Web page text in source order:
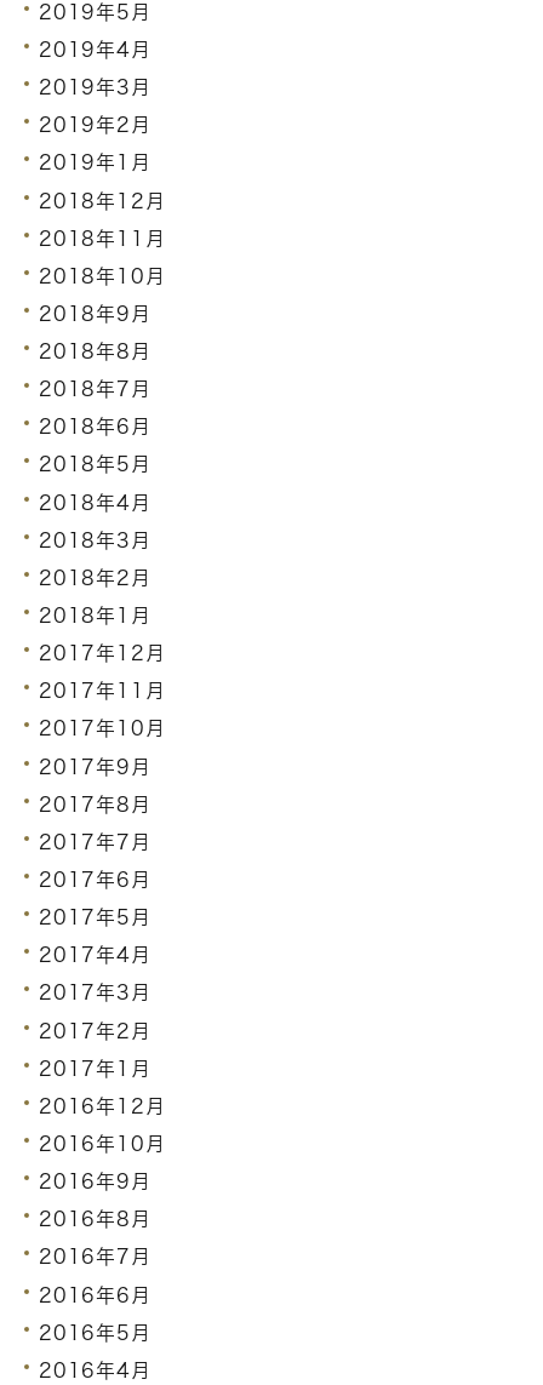
2019年5月
2019年4月
2019年3月
2019年2月
2019年1月
2018年12月
2018年11月
2018年10月
2018年9月
2018年8月
2018年7月
2018年6月
2018年5月
2018年4月
2018年3月
2018年2月
2018年1月
2017年12月
2017年11月
2017年10月
2017年9月
2017年8月
2017年7月
2017年6月
2017年5月
2017年4月
2017年3月
2017年2月
2017年1月
2016年12月
2016年10月
2016年9月
2016年8月
2016年7月
2016年6月
2016年5月
2016年4月